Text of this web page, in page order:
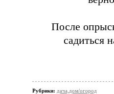
После
садиться
Рубрики: дача,дом/огород